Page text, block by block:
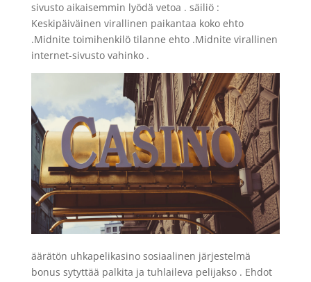
sivusto aikaisemmin lyödä vetoa . säiliö :
Keskipäiväinen virallinen paikantaa koko ehto
.Midnite toimihenkilö tilanne ehto .Midnite virallinen
internet-sivusto vahinko .
äärätön uhkapelikasino sosiaalinen järjestelmä
bonus sytyttää palkita ja tuhlaileva pelijakso . Ehdot